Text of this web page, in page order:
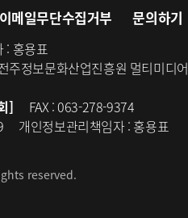
이메일무단수집거부 문의하기
: 홍용표
주정보문화산업진흥원 멀티미디
] FAX :063-278-9374
개인정보관리책임자 : 홍용표
reserved.